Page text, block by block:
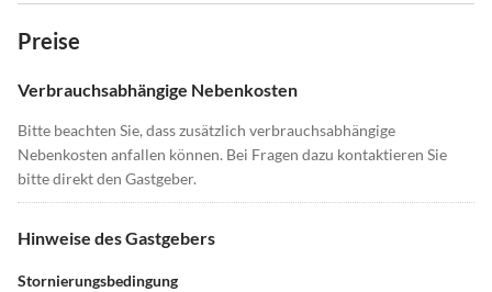
Preise
Verbrauchsabhängige Nebenkosten
Bitte beachten Sie, dass zusätzlich verbrauchsabhängige
Nebenkosten anfallen können. Bei Fragen dazu kontaktieren Sie
bitte direkt den Gastgeber.
Hinweise des Gastgebers
Stornierungsbedingung